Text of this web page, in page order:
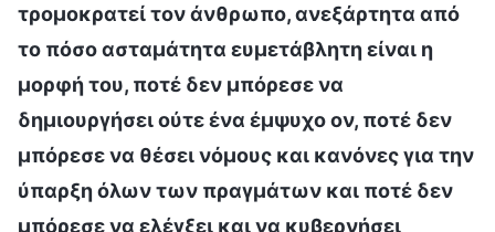
τρομοκρατεί τον άνθρωπο, ανεξάρτητα από
το πόσο ασταμάτητα ευμετάβλητη είναι η
μορφή του, ποτέ δεν μπόρεσε να
δημιουργήσει ούτε ένα έμψυχο ον, ποτέ δεν
μπόρεσε να θέσει νόμους και κανόνες για την
ύπαρξη όλων των πραγμάτων και ποτέ δεν
μπόρεσε να ελέγξει και να κυβερνήσει